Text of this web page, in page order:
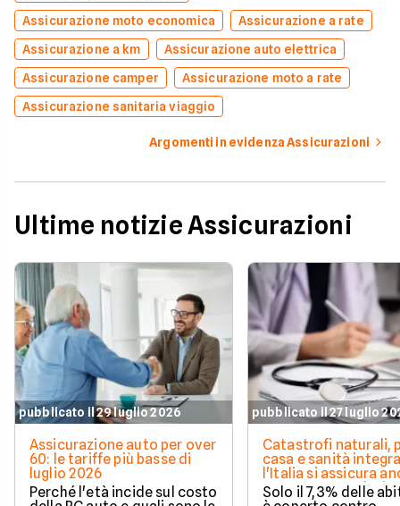
Assicurazione moto economica
Assicurazione a rate
Assicurazione a km
Assicurazione auto elettrica
Assicurazione camper
Assicurazione moto a rate
Assicurazione sanitaria viaggio
Argomenti in evidenza Assicurazioni
Ultime notizie Assicurazioni
pubblicato il 29 luglio 2026
Assicurazione auto per over
60: le tariffe più basse di
luglio 2026
Perché l'età incide sul costo
pubblicato il 27 luglio
Catastrofi naturali,
casa e sanità
l'Italia si assicura
troppo poco. I dati
Solo il 7,3% delle